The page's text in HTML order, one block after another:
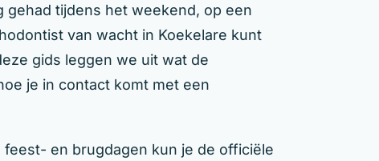
tijdens het weekend, op een
van wacht in Koekelare kunt
gids leggen we uit wat de
je in contact komt met een
en brugdagen kun je de officiële